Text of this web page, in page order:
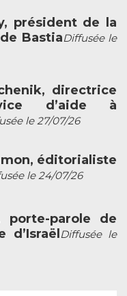
président de la
BastiaDiffusée le
directrice
d’aide à
le 27/07/26
éditorialiste
le 24/07/26
porte-parole de
d’IsraëlDiffusée le